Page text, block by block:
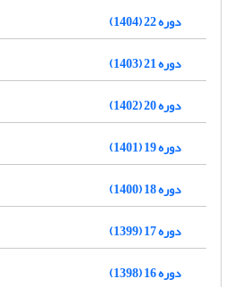
دوره 22 (1404)
دوره 21 (1403)
دوره 20 (1402)
دوره 19 (1401)
دوره 18 (1400)
دوره 17 (1399)
دوره 16 (1398)